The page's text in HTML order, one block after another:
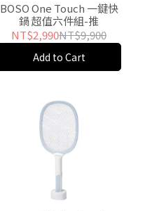
BOSO One Touch 一鍵快
鍋 超值六件組-推
NT$2,990NT$9,900
Add to Cart